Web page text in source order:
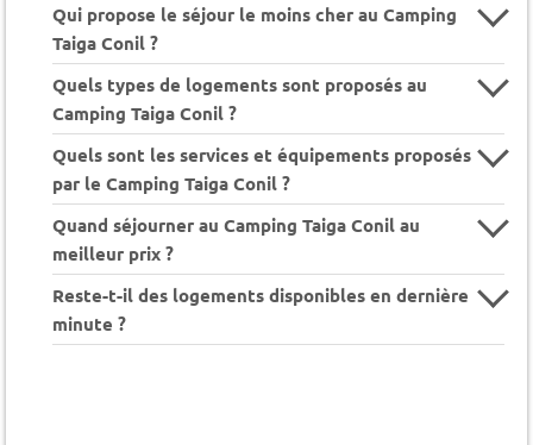
Qui propose le séjour le moins cher au Camping
Taiga Conil ?
Quels types de logements sont proposés au
Camping Taiga Conil ?
Quels sont les services et équipements proposés
par le Camping Taiga Conil ?
Quand séjourner au Camping Taiga Conil au
meilleur prix ?
Reste-t-il des logements disponibles en dernière
minute ?